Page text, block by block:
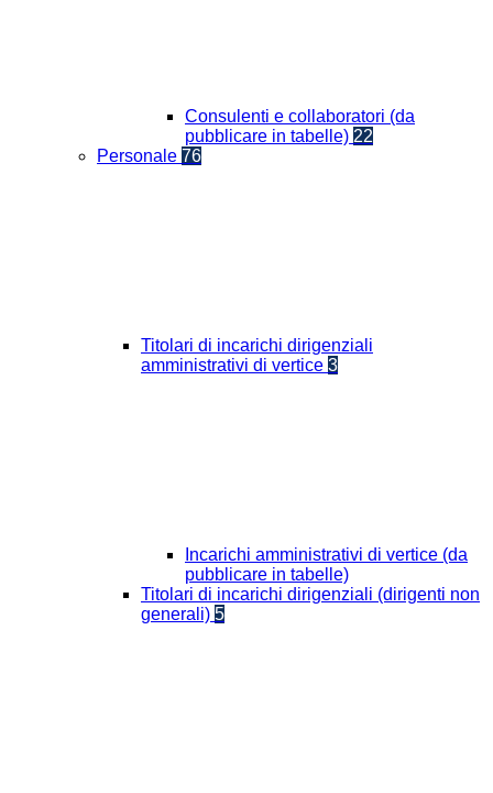
Consulenti e collaboratori (da
pubblicare in tabelle) 22
Personale 76
Titolari di incarichi dirigenziali
amministrativi di vertice 3
Incarichi amministrativi di vertice (da
pubblicare in tabelle)
Titolari di incarichi dirigenziali (dirigenti non
generali) 5